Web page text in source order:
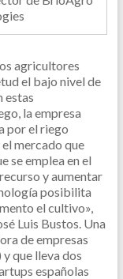
agricultores
el bajo nivel de
estas
la empresa
por el riego
mercado que
se emplea en el
y aumentar
posibilita
el cultivo»,
Luis Bustos. Una
de empresas
que lleva dos
españolas